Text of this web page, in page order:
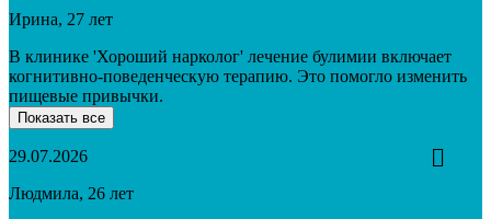
Ирина, 27 лет
В клинике 'Хороший нарколог' лечение булимии включает
когнитивно-поведенческую терапию. Это помогло изменить
пищевые привычки.
Показать все
29.07.2026
Людмила, 26 лет